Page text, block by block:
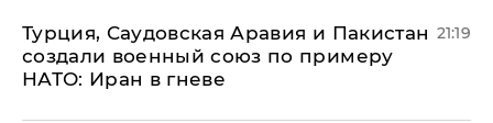
Турция, Саудовская Аравия и Пакистан
создали военный союз по примеру
НАТО: Иран в гневе
21:19